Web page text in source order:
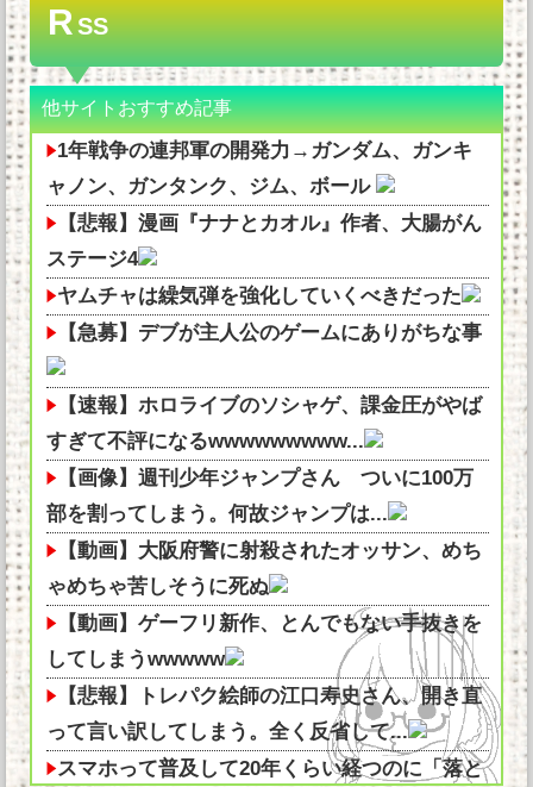
RSS
他サイトおすすめ記事
1年戦争の連邦軍の開発力→ガンダム、ガンキ
ャノン、ガンタンク、ジム、ボール
【悲報】漫画『ナナとカオル』作者、大腸がん
ステージ4
ヤムチャは繰気弾を強化していくべきだった
【急募】デブが主人公のゲームにありがちな事
【速報】ホロライブのソシャゲ、課金圧がやば
すぎて不評になるwwwwwwwww...
【画像】週刊少年ジャンプさん ついに100万
部を割ってしまう。何故ジャンプは...
【動画】大阪府警に射殺されたオッサン、めち
ゃめちゃ苦しそうに死ぬ
【動画】ゲーフリ新作、とんでもない手抜きを
してしまうwwwww
【悲報】トレパク絵師の江口寿史さん、開き直
って言い訳してしまう。全く反省して...
スマホって普及して20年くらい経つのに「落と